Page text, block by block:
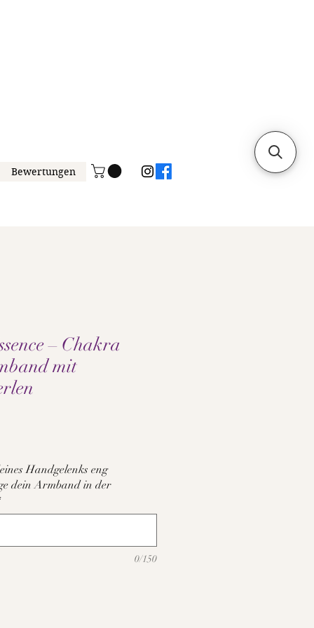
Bewertungen
– Chakra
mit
Handgelenks eng
dein Armband in der
0/150